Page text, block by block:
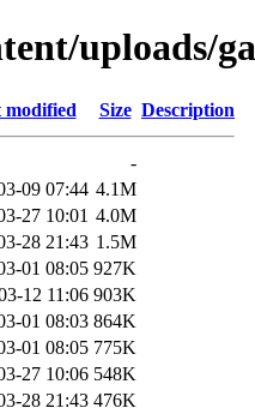
uploads/
modified Size Description
-
09 07:44 4.1M
27 10:01 4.0M
28 21:43 1.5M
01 08:05 927K
12 11:06 903K
01 08:03 864K
01 08:05 775K
27 10:06 548K
28 21:43 476K